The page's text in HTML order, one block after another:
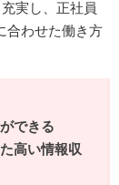
実し、正社員
合わせた働き方
できる
高い情報収